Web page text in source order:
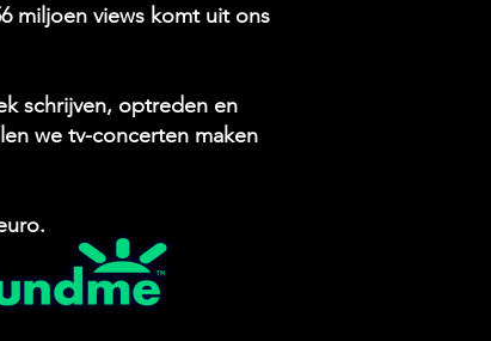
miljoen views komt uit ons
schrijven, optreden en
we tv-concerten maken